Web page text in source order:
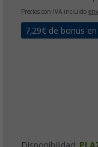
Precios con IVA incluido
7,29€ de bonus